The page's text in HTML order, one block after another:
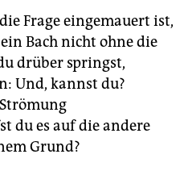
Frage eingemauert ist,
Bach nicht ohne die
drüber springst,
Und, kannst du?
du es auf die andere
Grund?